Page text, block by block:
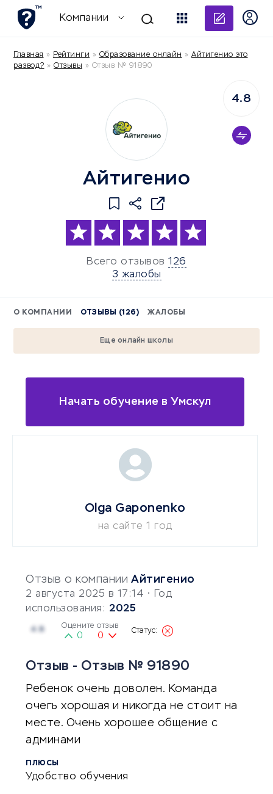
Компании
Главная » Рейтинги » Образование онлайн » Айтигенио это
развод? » Отзывы » Отзыв № 91890
Айтигенио
Всего отзывов 126
3 жалобы
4.8
О КОМПАНИИ ОТЗЫВЫ (126) ЖАЛОБЫ
Еще онлайн школы
Начать обучение в Умскул
Отзыв о компании Айтигенио
2 августа 2025 в 17:14 • Год
использования: 2025
Оцените отзыв
0 0
Отзыв - Отзыв № 91890
Ребенок очень доволен. Команда
очегь хорошая и никогда не стоит на
месте. Очень хорошее общение с
админами
ПЛЮСЫ
Удобство обучения
Olga Gaponenko
на сайте 1 год